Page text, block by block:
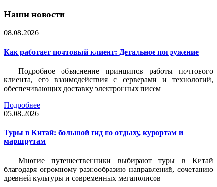
Наши новости
08.08.2026
Как работает почтовый клиент: Детальное погружение
Подробное объяснение принципов работы почтового
клиента, его взаимодействия с серверами и технологий,
обеспечивающих доставку электронных писем
Подробнее
05.08.2026
Туры в Китай: большой гид по отдыху, курортам и
маршрутам
Многие путешественники выбирают туры в Китай
благодаря огромному разнообразию направлений, сочетанию
древней культуры и современных мегаполисов